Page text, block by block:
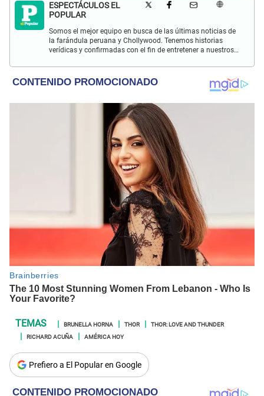
ESPECTÁCULOS EL
POPULAR
Somos el mejor equipo en busca de las últimas noticias de
la farándula peruana y Chollywood. Tenemos historias
verídicas y confirmadas con el fin de entretener a nuestros
BRUNELLA HORNA THOR
THOR: LOVE AND THUNDER
RICHARD ACUÑA
AMÉRICA HOY
Prefiero a El Popular en Google